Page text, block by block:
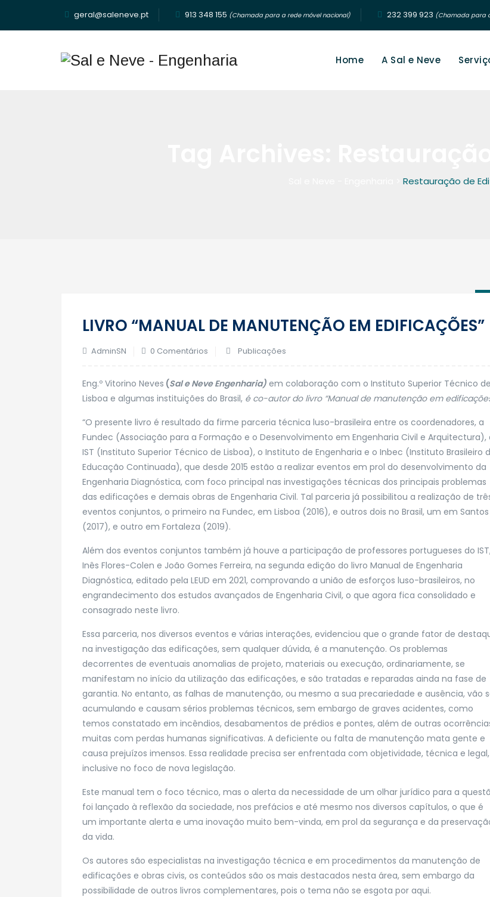
geral@saleneve.pt 913 348 155‬ (Chamada para a rede móvel nacional) 232 399 923‬ (Chamada para
Home A Sal e Neve
Restauração de
LIVRO “MANUAL DE MANUTENÇÃO EM EDIFICAÇÕES”
AdminSN 0 Comentários Publicações
Eng.º Vitorino Neves (Sal e Neve Engenharia) em colaboração com o Instituto Superior Técnico de
Lisboa e algumas instituições do Brasil, é co-autor do livro “Manual de manutenção em
“O presente livro é resultado da firme parceria técnica luso-brasileira entre os coordenadores, a
Fundec (Associação para a Formação e o Desenvolvimento em Engenharia Civil e Arquitectura),
IST (Instituto Superior Técnico de Lisboa), o Instituto de Engenharia e o Inbec (Instituto Brasileiro
Educação Continuada), que desde 2015 estão a realizar eventos em prol do desenvolvimento da
Engenharia Diagnóstica, com foco principal nas investigações técnicas dos principais problemas
das edificações e demais obras de Engenharia Civil. Tal parceria já possibilitou a realização de
eventos conjuntos, o primeiro na Fundec, em Lisboa (2016), e outros dois no Brasil, um em Santos
(2017), e outro em Fortaleza (2019).
Além dos eventos conjuntos também já houve a participação de professores portugueses do
Inês Flores-Colen e João Gomes Ferreira, na segunda edição do livro Manual de Engenharia
Diagnóstica, editado pela LEUD em 2021, comprovando a união de esforços luso-brasileiros, no
engrandecimento dos estudos avançados de Engenharia Civil, o que agora fica consolidado e
consagrado neste livro.
Essa parceria, nos diversos eventos e várias interações, evidenciou que o grande fator de
na investigação das edificações, sem qualquer dúvida, é a manutenção. Os problemas
decorrentes de eventuais anomalias de projeto, materiais ou execução, ordinariamente, se
manifestam no início da utilização das edificações, e são tratadas e reparadas ainda na fase de
garantia. No entanto, as falhas de manutenção, ou mesmo a sua precariedade e ausência, vão
acumulando e causam sérios problemas técnicos, sem embargo de graves acidentes, como
temos constatado em incêndios, desabamentos de prédios e pontes, além de outras
muitas com perdas humanas significativas. A deficiente ou falta de manutenção mata gente e
causa prejuízos imensos. Essa realidade precisa ser enfrentada com objetividade, técnica e legal,
inclusive no foco de nova legislação.
Este manual tem o foco técnico, mas o alerta da necessidade de um olhar jurídico para a
foi lançado à reflexão da sociedade, nos prefácios e até mesmo nos diversos capítulos, o que é
um importante alerta e uma inovação muito bem-vinda, em prol da segurança e da
da vida.
Os autores são especialistas na investigação técnica e em procedimentos da manutenção de
edificações e obras civis, os conteúdos são os mais destacados nesta área, sem embargo da
possibilidade de outros livros complementares, pois o tema não se esgota por aqui.